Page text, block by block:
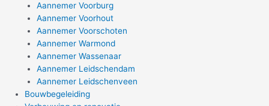
Aannemer Voorburg
Aannemer Voorhout
Aannemer Voorschoten
Aannemer Warmond
Aannemer Wassenaar
Aannemer Leidschendam
Aannemer Leidschenveen
Bouwbegeleiding